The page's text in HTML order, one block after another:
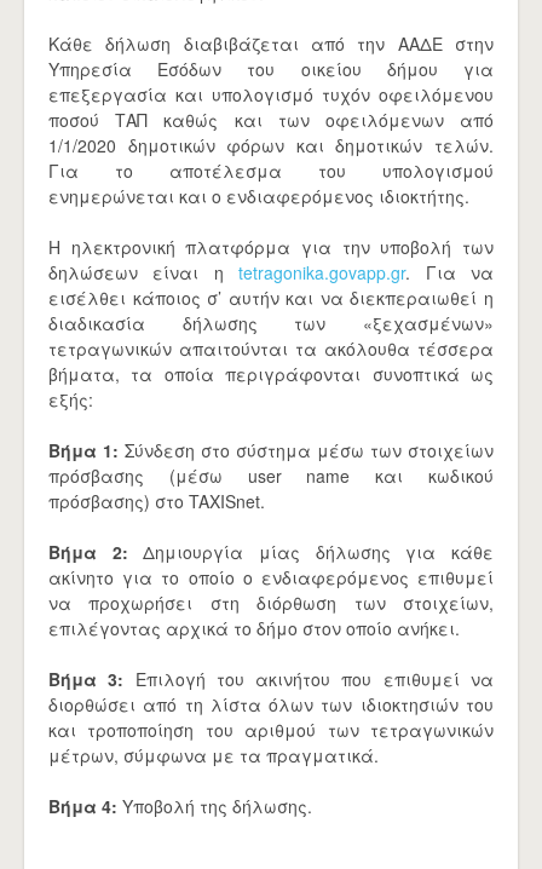
Κάθε δήλωση διαβιβάζεται από την ΑΑΔΕ στην
Υπηρεσία Εσόδων του οικείου δήμου για
επεξεργασία και υπολογισμό τυχόν οφειλόμενου
ποσού ΤΑΠ καθώς και των οφειλόμενων από
1/1/2020 δημοτικών φόρων και δημοτικών τελών.
Για το αποτέλεσμα του υπολογισμού
ενημερώνεται και ο ενδιαφερόμενος ιδιοκτήτης.
Η ηλεκτρονική πλατφόρμα για την υποβολή των
δηλώσεων είναι ηtetragonika.govapp.gr. Για να
εισέλθει κάποιος σ’ αυτήν και να διεκπεραιωθεί η
διαδικασία δήλωσης των «ξεχασμένων»
τετραγωνικών απαιτούνται τα ακόλουθα τέσσερα
βήματα, τα οποία περιγράφονται συνοπτικά ως
εξής:
Βήμα 1: Σύνδεση στο σύστημα μέσω των στοιχείων
πρόσβασης (μέσω user name και κωδικού
πρόσβασης) στο TAXISnet.
Βήμα 2: Δημιουργία μίας δήλωσης για κάθε
ακίνητο για το οποίο ο ενδιαφερόμενος επιθυμεί
να προχωρήσει στη διόρθωση των στοιχείων,
επιλέγοντας αρχικά το δήμο στον οποίο ανήκει.
Βήμα 3: Επιλογή του ακινήτου που επιθυμεί να
διορθώσει από τη λίστα όλων των ιδιοκτησιών του
και τροποποίηση του αριθμού των τετραγωνικών
μέτρων, σύμφωνα με τα πραγματικά.
Βήμα 4: Υποβολή της δήλωσης.